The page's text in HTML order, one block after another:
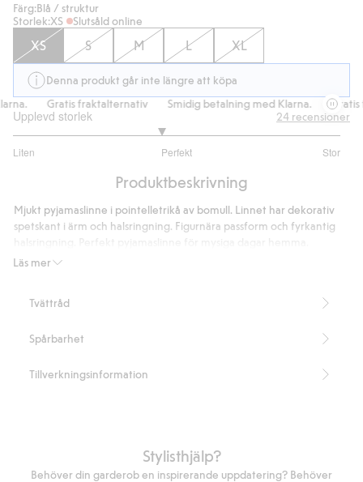
Färg:Blå / struktur
Storlek:XS Slutsåld online
XS S M L XL
Denna produkt går inte längre att köpa
Gratis fraktalternativ Smidig betalning med Klarna. Gratis
Upplevd storlek
Liten Perfekt Stor
utav
20
betyg
24 recensioner
Produktbeskrivning
Läs mer
Mjukt pyjamaslinne i pointelletrikå av bomull. Linnet har dekorativ
spetskant i ärm och halsringning. Figurnära passform och fyrkantig
Figurnära passform
Fyrkantig halsringing
Artikelnummer
Tvättråd
Spårbarhet
Tillverkningsinformation
Stylisthjälp?
Behöver din garderob en inspirerande uppdatering? Behöver